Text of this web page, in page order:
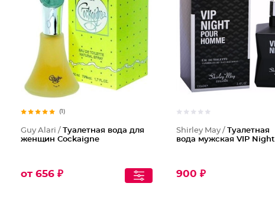
(1)
Guy Alari / Туалетная вода для
женщин Cockaigne
от 656 ₽
Shirley May / Туалетная
вода мужская VIP Night
900 ₽